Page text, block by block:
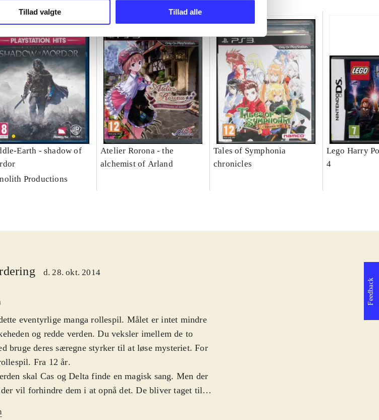
Tillad valgte Tillad alle
Earth - shadow of
Productions
Atelier Rorona - the
alchemist of Arland
Tales of Symphonia
chronicles
Lego Harry
4
d. 28. okt. 2014
eventyrlige manga rollespil. Målet er intet mindre
og redde verden. Du veksler imellem de to
bruge deres særegne styrker til at løse mysteriet. For
Fra 12 år.
skal Cas og Delta finde en magisk sang. Men der
vil forhindre dem i at opnå det. De bliver taget til
Feedback